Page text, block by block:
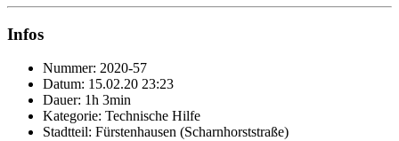
Infos
Nummer: 2020-57
Datum: 15.02.20 23:23
Dauer: 1h 3min
Kategorie: Technische Hilfe
Stadtteil: Fürstenhausen (Scharnhorststraße)